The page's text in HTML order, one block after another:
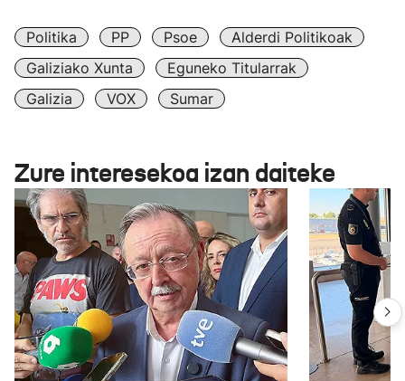
Politika PP Psoe
Alderdi Politikoak
Galiziako Xunta
Eguneko Titularrak
Galizia
VOX Sumar
Zure interesekoa izan daiteke